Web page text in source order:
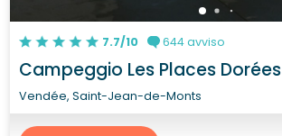
7.7/10 644 avviso
Campeggio Les Places Dorées
Vendée, Saint-Jean-de-Monts